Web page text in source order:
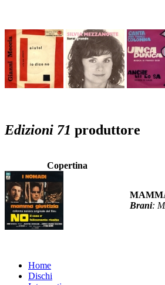
Edizioni 71 produttore
Copertina
Brani:
Home
Dischi